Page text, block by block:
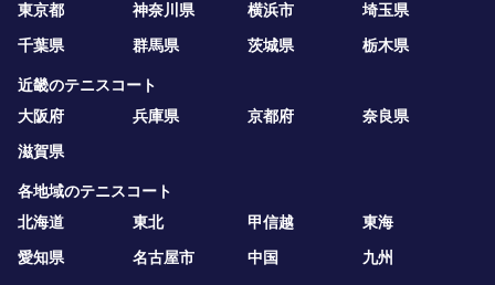
東京都
神奈川県 横浜市
埼玉県
千葉県
群馬県 茨城県 栃木県
近畿のテニスコート
大阪府
兵庫県 京都府
奈良県
滋賀県
各地域のテニスコート
北海道
東北 甲信越
東海
愛知県
名古屋市 中国 九州